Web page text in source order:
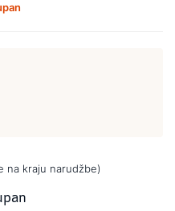
na kraju narudžbe)